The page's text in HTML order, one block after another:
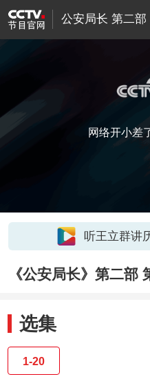
公安局长 第二部
网络开小差
听王立群讲
《公安局长》第二部
选集
1-20